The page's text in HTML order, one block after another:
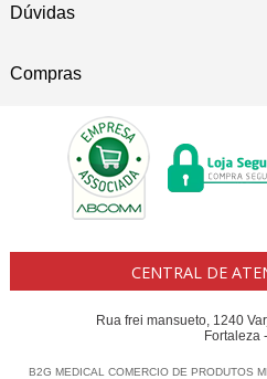
Dúvidas
Compras
CENTRAL DE
Rua frei mansueto, 1240
Fortaleza
B2G MEDICAL COMERCIO DE PRODUTOS